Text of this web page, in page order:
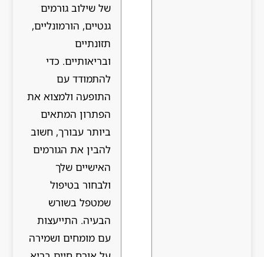
של שילוב גורמים
גנטיים, הורמונליים,
תזונתיים
ובריאותיים. כדי
להתמודד עם
התופעה ולמצוא את
הפתרון המתאים
ביותר עבורך, חשוב
להבין את הגורמים
האישיים שלך
ולבחור בטיפול
שמטפל בשורש
הבעיה. התייעצות
עם מומחים ושמירה